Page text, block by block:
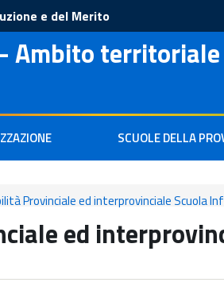
e del Merito
Ambito territoriale
SCUOLE DELLA
Provinciale ed interprovinciale Scuola
ed